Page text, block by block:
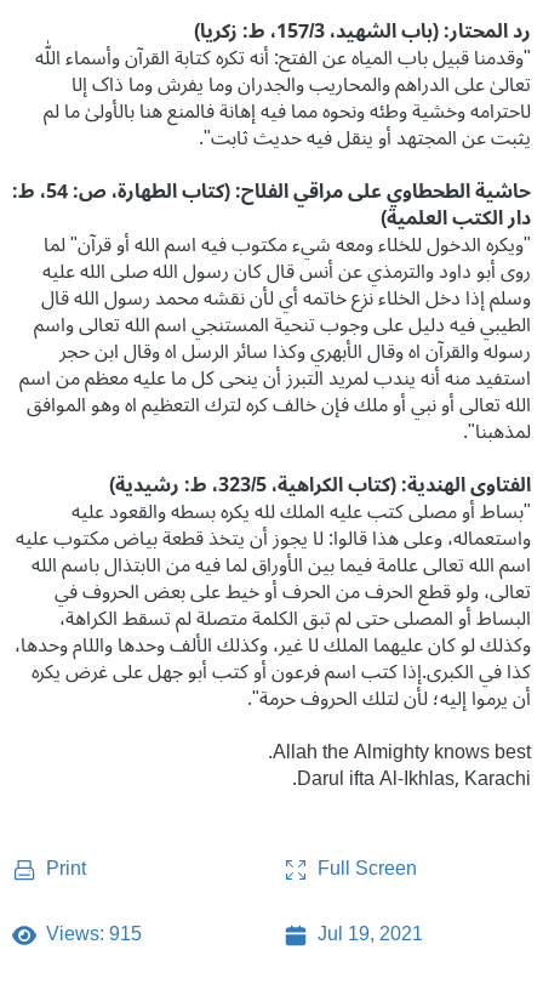
رد المحتار: (باب الشهید، 157/3، ط: زکریا)
"وقدمنا قبیل باب المیاہ عن الفتح: أنه تکرہ کتابة القرآن وأسماء اللّٰه
تعالیٰ علی الدراهم والمحاریب والجدران وما یفرش وما ذاک إلا
لاحترامه وخشية وطئه ونحوہ مما فیه إهانة فالمنع هنا بالأولیٰ ما لم
یثبت عن المجتهد أو ینقل فیه حدیث ثابت".
حاشیة الطحطاوي علی مراقي الفلاح: (كتاب الطهارة، ص: 54، ط:
دار الكتب العلمية)
"ويكره الدخول للخلاء ومعه شيء مكتوب فيه اسم الله أو قرآن" لما
روى أبو داود والترمذي عن أنس قال كان رسول الله صلى الله عليه
وسلم إذا دخل الخلاء نزع خاتمه أي لأن نقشه محمد رسول الله قال
الطيبي فيه دليل على وجوب تنحية المستنجي اسم الله تعالى واسم
رسوله والقرآن اه وقال الأبهري وكذا سائر الرسل اه وقال ابن حجر
استفيد منه أنه يندب لمريد التبرز أن ينحى كل ما عليه معظم من اسم
الله تعالى أو نبي أو ملك فإن خالف كره لترك التعظيم اه وهو الموافق
لمذهبنا".
الفتاوى الهندية: (كتاب الكراهية، 323/5، ط: رشيدية)
"بساط أو مصلى كتب عليه الملك لله يكره بسطه والقعود عليه
واستعماله، وعلى هذا قالوا: لا يجوز أن يتخذ قطعة بياض مكتوب عليه
اسم الله تعالى علامة فيما بين الأوراق لما فيه من الابتذال باسم الله
تعالى، ولو قطع الحرف من الحرف أو خيط على بعض الحروف في
البساط أو المصلى حتى لم تبق الكلمة متصلة لم تسقط الكراهة،
وكذلك لو كان عليهما الملك لا غير، وكذلك الألف وحدها واللام وحدها،
كذا في الكبرى.إذا كتب اسم فرعون أو كتب أبو جهل على غرض يكره
أن يرموا إليه؛ ‌لأن ‌لتلك ‌الحروف ‌حرمة".
Allah the Almighty knows best.
Darul ifta Al-Ikhlas, Karachi.
Print Full Screen
Views: 915 Jul 19, 2021